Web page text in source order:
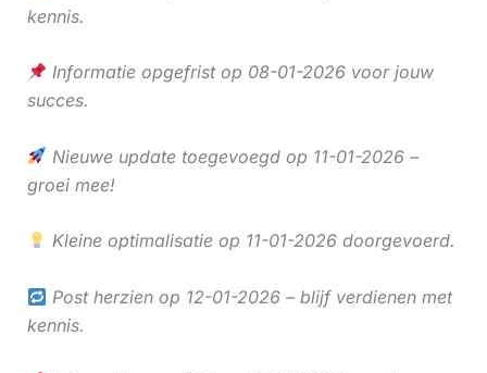
kennis.
Informatie opgefrist op 08-01-2026 voor jouw
succes.
Nieuwe update toegevoegd op 11-01-2026 –
groei mee!
Kleine optimalisatie op 11-01-2026 doorgevoerd.
Post herzien op 12-01-2026 – blijf verdienen met
kennis.